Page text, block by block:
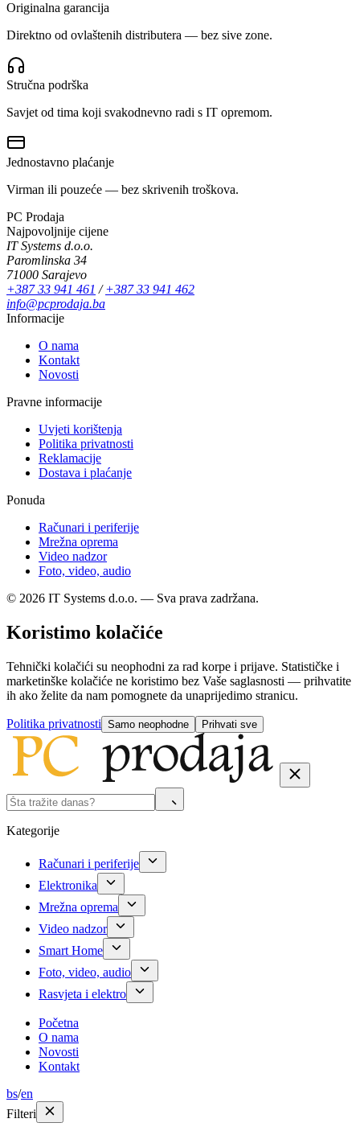
Originalna garancija
Direktno od ovlaštenih distributera — bez sive zone.
Stručna podrška
Savjet od tima koji svakodnevno radi s IT opremom.
Jednostavno plaćanje
Virman ili pouzeće — bez skrivenih troškova.
PC Prodaja
Najpovoljnije cijene
IT Systems d.o.o.
Paromlinska 34
71000 Sarajevo
+387 33 941 461 /+387 33 941 462
info@pcprodaja.ba
Informacije
O nama
Kontakt
Novosti
Pravne informacije
Uvjeti korištenja
Politika privatnosti
Reklamacije
Dostava i plaćanje
Ponuda
Računari i periferije
Mrežna oprema
Video nadzor
Foto, video, audio
© 2026 IT Systems d.o.o. — Sva prava zadržana.
Koristimo kolačiće
Tehnički kolačići su neophodni za rad korpe i prijave. Statističke i
marketinške kolačiće ne koristimo bez Vaše saglasnosti — prihvatite
ih ako želite da nam pomognete da unaprijedimo stranicu.
Politika privatnosti Samo neophodne Prihvati sve
Kategorije
Računari i periferije
Elektronika
Mrežna oprema
Video nadzor
Smart Home
Foto, video, audio
Rasvjeta i elektro
Početna
O nama
Novosti
Kontakt
bs/en
Filteri